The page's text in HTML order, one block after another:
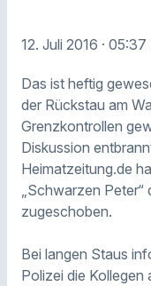
12. Juli 2016 · 05:37
Das ist heftig
der Rückstau am
Grenzkontrollen
Diskussion
Heimatzeitung.de
„Schwarzen
zugeschoben.
Bei langen Staus
Polizei die Kollegen